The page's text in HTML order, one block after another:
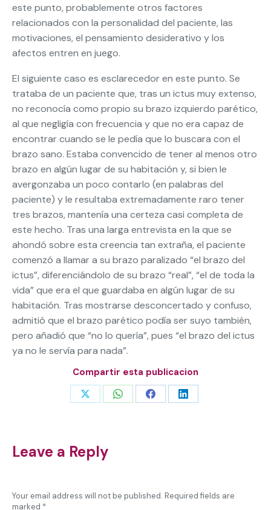
este punto, probablemente otros factores
relacionados con la personalidad del paciente, las
motivaciones, el pensamiento desiderativo y los
afectos entren en juego.
El siguiente caso es esclarecedor en este punto. Se
trataba de un paciente que, tras un ictus muy extenso,
no reconocía como propio su brazo izquierdo parético,
al que negligía con frecuencia y que no era capaz de
encontrar cuando se le pedía que lo buscara con el
brazo sano. Estaba convencido de tener al menos otro
brazo en algún lugar de su habitación y, si bien le
avergonzaba un poco contarlo (en palabras del
paciente) y le resultaba extremadamente raro tener
tres brazos, mantenía una certeza casi completa de
este hecho. Tras una larga entrevista en la que se
ahondó sobre esta creencia tan extraña, el paciente
comenzó a llamar a su brazo paralizado “el brazo del
ictus”, diferenciándolo de su brazo “real”, “el de toda la
vida” que era el que guardaba en algún lugar de su
habitación. Tras mostrarse desconcertado y confuso,
admitió que el brazo parético podía ser suyo también,
pero añadió que “no lo quería”, pues “el brazo del ictus
ya no le servía para nada”.
Compartir esta publicacion
Share Share Share Share
Leave a Reply
Your email address will not be published. Required fields are
marked *